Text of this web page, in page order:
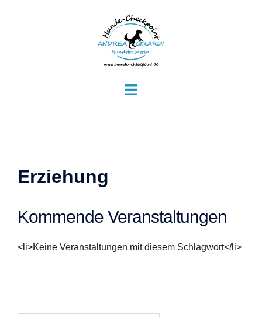
Menü
Erziehung
Kommende Veranstaltungen
<li>Keine Veranstaltungen mit diesem Schlagwort</li>